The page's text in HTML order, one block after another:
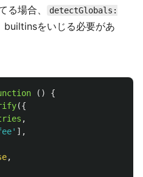
場合、
detectGlobals:
builtinsをいじる必要があ
()
{
({
,
' ],
,